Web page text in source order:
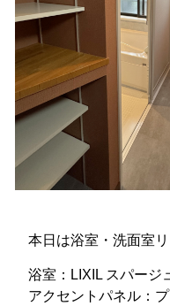
本日は浴室・洗面室
浴室：LIXIL スパージ
アクセントパネル：